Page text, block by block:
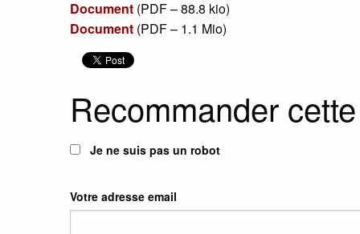
Document (PDF – 88.8 kio)
Document (PDF – 1.1 Mio)
Recommander
Je ne suis pas un robot
Votre adresse email